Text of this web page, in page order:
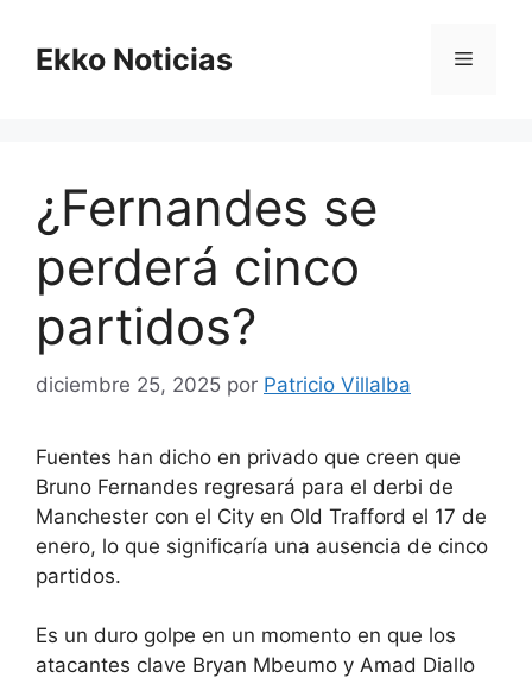
contenido
Ekko Noticias Menú
¿Fernandes se
perderá cinco
partidos?
diciembre 25, 2025 por Patricio Villalba
Fuentes han dicho en privado que creen que
Bruno Fernandes regresará para el derbi de
Manchester con el City en Old Trafford el 17 de
enero, lo que significaría una ausencia de cinco
partidos.
Es un duro golpe en un momento en que los
atacantes clave Bryan Mbeumo y Amad Diallo